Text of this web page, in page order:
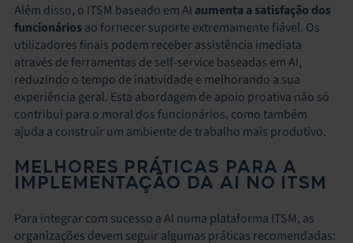
Além disso, o ITSM baseado em AI aumenta a satisfação dos
funcionáriosao fornecer suporte extremamente fiável. Os
utilizadores finais podem receber assistência imediata
através de ferramentas de self-service baseadas em AI,
reduzindo o tempo de inatividade e melhorando a sua
experiência geral. Esta abordagem de apoio proativa não só
contribui para o moral dos funcionários, como também
ajuda a construir um ambiente de trabalho mais produtivo.
MELHORES PRÁTICAS PARA A
IMPLEMENTAÇÃO DA AI NO ITSM
Para integrar com sucesso a AI numa plataforma ITSM, as
organizações devem seguir algumas práticas recomendadas: